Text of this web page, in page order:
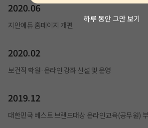
하루 동안 그만 보기
2020.06
지안에듀 홈페이지 개편
2020.02
보건직 학원·온라인 강좌 신설 및 운영
2019.12
대한민국 베스트 브랜드대상 온라인교육(공무원)